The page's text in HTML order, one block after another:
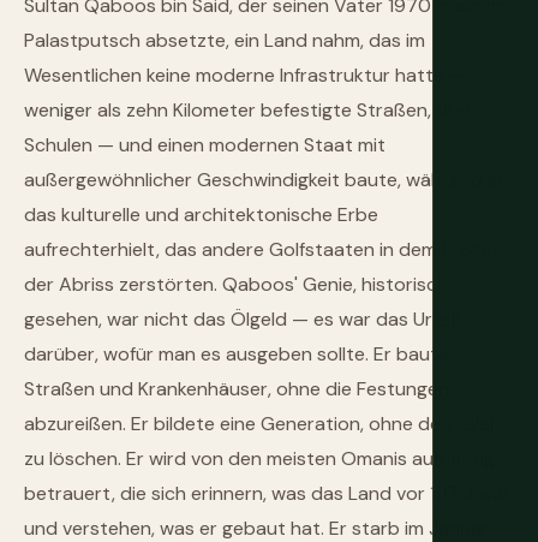
Sultan Qaboos bin Said, der seinen Vater 1970 in einem
Palastputsch absetzte, ein Land nahm, das im
Wesentlichen keine moderne Infrastruktur hatte —
weniger als zehn Kilometer befestigte Straßen, drei
Schulen — und einen modernen Staat mit
außergewöhnlicher Geschwindigkeit baute, während er
das kulturelle und architektonische Erbe
aufrechterhielt, das andere Golfstaaten in dem Prozess
der Abriss zerstörten. Qaboos' Genie, historisch
gesehen, war nicht das Ölgeld — es war das Urteil
darüber, wofür man es ausgeben sollte. Er baute
Straßen und Krankenhäuser, ohne die Festungen
abzureißen. Er bildete eine Generation, ohne den Falaj
zu löschen. Er wird von den meisten Omanis aufrichtig
betrauert, die sich erinnern, was das Land vor 1970 war,
und verstehen, was er gebaut hat. Er starb im Januar